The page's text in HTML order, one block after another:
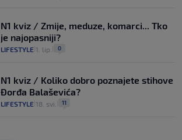
N1 kviz / Zmije, meduze, komarci... Tko
je najopasniji?
LIFESTYLE 1. lip. 0
N1 kviz / Koliko dobro poznajete stihove
Đorđa Balaševića?
LIFESTYLE 18. svi. 11